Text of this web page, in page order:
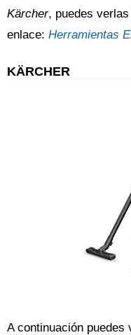
Kärcher, puedes
enlace: Herramientas
KÄRCHER
A continuación